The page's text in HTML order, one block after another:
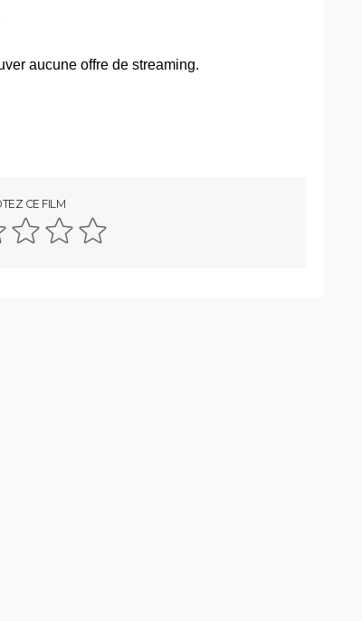
Little Miss Sunshine
Le Fabuleux Destin d'Amélie Poulain :
synopsis, casting, bande-annonce,
streaming...
CE FILM